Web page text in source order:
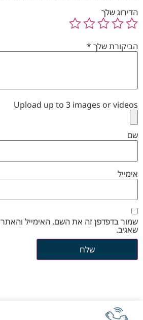
הדירוג שלך
הביקורת שלך *
Upload up to 3 images or videos
שם
אימייל
שמור בדפדפן זה את השם, האימייל
שאגיב.